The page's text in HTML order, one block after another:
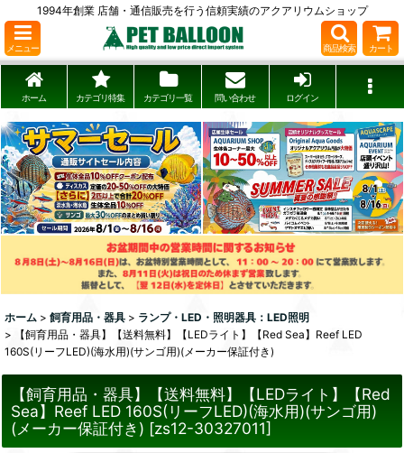
1994年創業 店舗・通信販売を行う信頼実績のアクアリウムショップ
メニュー 商品検索 カート
ホーム カテゴリ特集 カテゴリ一覧 問い合わせ ログイン
ホーム > 飼育用品・器具 > ランプ・LED・照明器具：LED照明
>
【飼育用品・器具】【送料無料】【LEDライト】【Red Sea】Reef LED
160S(リーフLED)(海水用)(サンゴ用)(メーカー保証付き)
【飼育用品・器具】【送料無料】【LEDライト】【Red
Sea】Reef LED 160S(リーフLED)(海水用)(サンゴ用)
(メーカー保証付き) [zs12-30327011]